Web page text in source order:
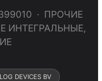
· ПРОЧИЕ
ИНТЕГРАЛЬНЫЕ,
DEVICES BV